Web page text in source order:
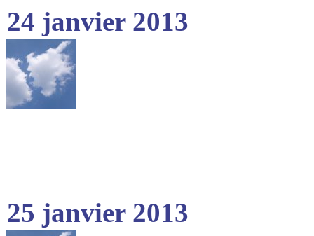
24 janvier 2013
25 janvier 2013